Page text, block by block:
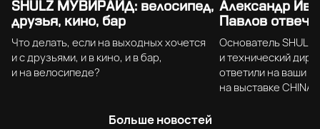
SHULZ МУВИРАЙД: велосипед,
друзья, кино, бар
Что делать, если на выходных хочется
и с друзьями, и в кино, и в бар,
и на велосипеде?
Александр
Павлов
Основатель
и технический
ответили на ваши
на выставке CHINA
Больше новостей